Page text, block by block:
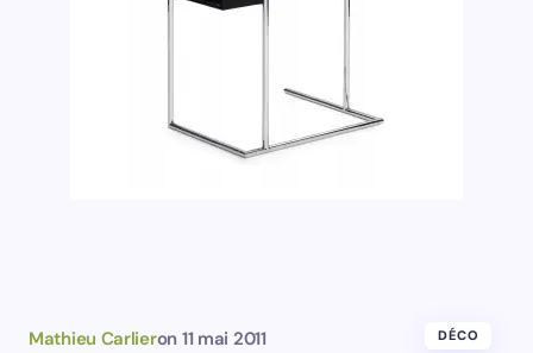
Mathieu Carlieron 11 mai 2011 DÉCO